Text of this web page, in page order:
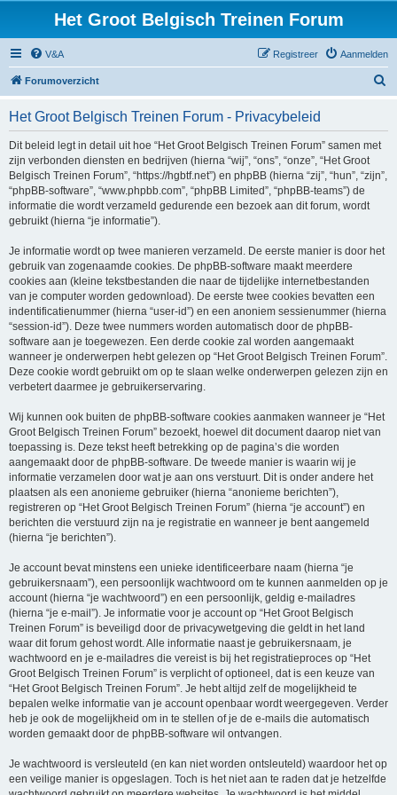
Het Groot Belgisch Treinen Forum
V&A Aanmelden
Registreer
Forumoverzicht
Het Groot Belgisch Treinen Forum - Privacybeleid
Dit beleid legt in detail uit hoe “Het Groot Belgisch Treinen Forum” samen met
zijn verbonden diensten en bedrijven (hierna “wij”, “ons”, “onze”, “Het Groot
Belgisch Treinen Forum”, “https://hgbtf.net”) en phpBB (hierna “zij”, “hun”, “zijn”,
“phpBB-software”, “www.phpbb.com”, “phpBB Limited”, “phpBB-teams”) de
informatie die wordt verzameld gedurende een bezoek aan dit forum, wordt
gebruikt (hierna “je informatie”).
Je informatie wordt op twee manieren verzameld. De eerste manier is door het
gebruik van zogenaamde cookies. De phpBB-software maakt meerdere
cookies aan (kleine tekstbestanden die naar de tijdelijke internetbestanden
van je computer worden gedownload). De eerste twee cookies bevatten een
indentificatienummer (hierna “user-id”) en een anoniem sessienummer (hierna
“session-id”). Deze twee nummers worden automatisch door de phpBB-
software aan je toegewezen. Een derde cookie zal worden aangemaakt
wanneer je onderwerpen hebt gelezen op “Het Groot Belgisch Treinen Forum”.
Deze cookie wordt gebruikt om op te slaan welke onderwerpen gelezen zijn en
verbetert daarmee je gebruikerservaring.
Wij kunnen ook buiten de phpBB-software cookies aanmaken wanneer je “Het
Groot Belgisch Treinen Forum” bezoekt, hoewel dit document daarop niet van
toepassing is. Deze tekst heeft betrekking op de pagina’s die worden
aangemaakt door de phpBB-software. De tweede manier is waarin wij je
informatie verzamelen door wat je aan ons verstuurt. Dit is onder andere het
plaatsen als een anonieme gebruiker (hierna “anonieme berichten”),
registreren op “Het Groot Belgisch Treinen Forum” (hierna “je account”) en
berichten die verstuurd zijn na je registratie en wanneer je bent aangemeld
(hierna “je berichten”).
Je account bevat minstens een unieke identificeerbare naam (hierna “je
gebruikersnaam”), een persoonlijk wachtwoord om te kunnen aanmelden op je
account (hierna “je wachtwoord”) en een persoonlijk, geldig e-mailadres
(hierna “je e-mail”). Je informatie voor je account op “Het Groot Belgisch
Treinen Forum” is beveiligd door de privacywetgeving die geldt in het land
waar dit forum gehost wordt. Alle informatie naast je gebruikersnaam, je
wachtwoord en je e-mailadres die vereist is bij het registratieproces op “Het
Groot Belgisch Treinen Forum” is verplicht of optioneel, dat is een keuze van
“Het Groot Belgisch Treinen Forum”. Je hebt altijd zelf de mogelijkheid te
bepalen welke informatie van je account openbaar wordt weergegeven. Verder
heb je ook de mogelijkheid om in te stellen of je de e-mails die automatisch
worden gemaakt door de phpBB-software wil ontvangen.
Je wachtwoord is versleuteld (en kan niet worden ontsleuteld) waardoor het op
een veilige manier is opgeslagen. Toch is het niet aan te raden dat je hetzelfde